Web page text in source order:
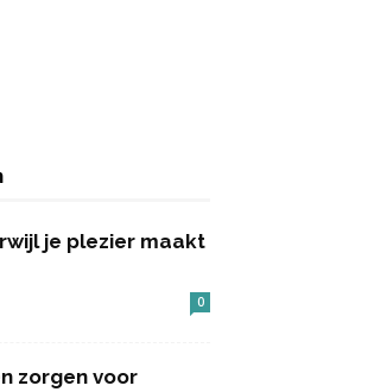
je plezier maakt
0
zorgen voor